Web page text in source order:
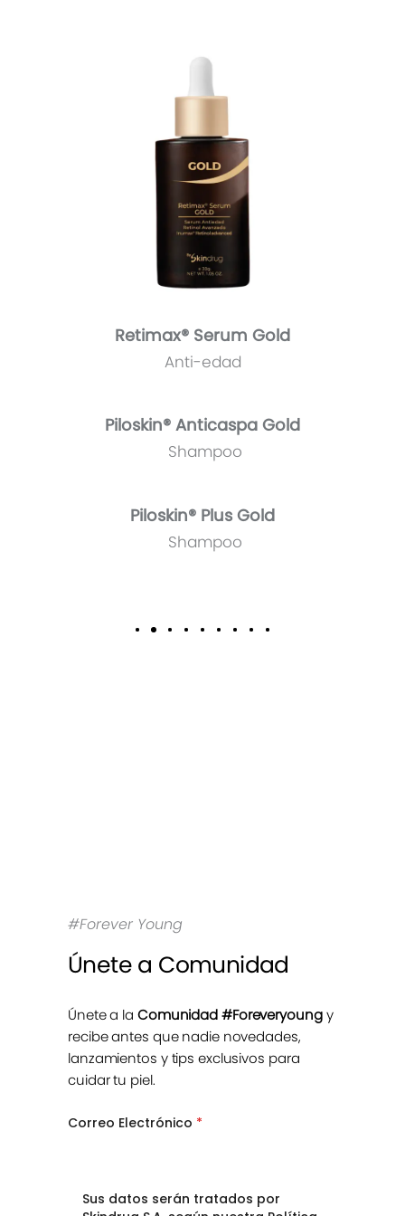
Retimax® Serum Gold
Anti-edad
Piloskin® Anticaspa Gold
Shampoo
Piloskin® Plus Gold
Shampoo
#Forever Young
Únete a Comunidad
Únete a la Comunidad #Foreveryoungy
recibe antes que nadie novedades,
lanzamientos y tips exclusivos para
cuidar tu piel.
Correo Electrónico *
Sus datos serán tratados por